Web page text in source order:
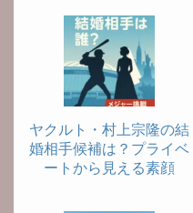
ヤクルト・村上宗隆の結
婚相手候補は？プライベ
ートから見える素顔